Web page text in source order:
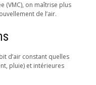
(VMC), on maîtrise plus
de l’air.
d’air constant quelles
pluie) et intérieures